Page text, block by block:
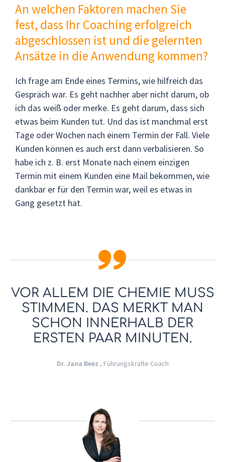
An welchen Faktoren machen Sie
fest, dass Ihr Coaching erfolgreich
abgeschlossen ist und die gelernten
Ansätze in die Anwendung kommen?
Ich frage am Ende eines Termins, wie hilfreich das
Gespräch war. Es geht nachher aber nicht darum, ob
ich das weiß oder merke. Es geht darum, dass sich
etwas beim Kunden tut. Und das ist manchmal erst
Tage oder Wochen nach einem Termin der Fall. Viele
Kunden können es auch erst dann verbalisieren. So
habe ich z. B. erst Monate nach einem einzigen
Termin mit einem Kunden eine Mail bekommen, wie
dankbar er für den Termin war, weil es etwas in
Gang gesetzt hat.
VOR ALLEM DIE CHEMIE MUSS
STIMMEN. DAS MERKT MAN
SCHON INNERHALB DER
ERSTEN PAAR MINUTEN.
Dr. Jana Beez , Führungskräfte Coach